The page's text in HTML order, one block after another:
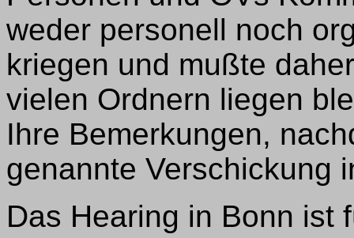
weder personell noch
kriegen und mußte
vielen Ordnern liegen
Ihre Bemerkungen,
genannte Verschickung
Das Hearing in Bonn ist